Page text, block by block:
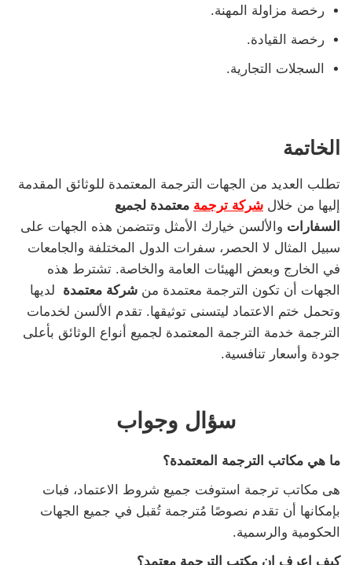
رخصة مزاولة المهنة.
رخصة القيادة.
السجلات التجارية.
الخاتمة
تطلب العديد من الجهات الترجمة المعتمدة للوثائق المقدمة
إليها من خلال شركة ترجمة معتمدة لجميع
السفارات والألسن خيارك الأمثل وتتضمن هذه الجهات على
سبيل المثال لا الحصر، سفرات الدول المختلفة والجامعات
في الخارج وبعض الهيئات العامة والخاصة. تشترط هذه
الجهات أن تكون الترجمة معتمدة من شركة معتمدة لديها
وتحمل ختم الاعتماد ليتسنى توثيقها. تقدم الألسن لخدمات
الترجمة خدمة الترجمة المعتمدة لجميع أنواع الوثائق بأعلى
جودة وأسعار تنافسية.
سؤال وجواب
ما هي مكاتب الترجمة المعتمدة؟
هى مكاتب ترجمة استوفت جميع شروط الاعتماد، فبات
بإمكانها أن تقدم نصوصًا مُترجمة تُقبل في جميع الجهات
الحكومية والرسمية.
كيف اعرف ان مكتب الترجمة معتمد؟